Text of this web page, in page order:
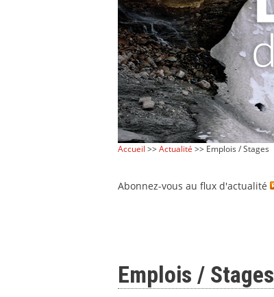
Accueil >>Actualité >> Emplois / Stages
Abonnez-vous au flux d'actualité
Emplois / Stages